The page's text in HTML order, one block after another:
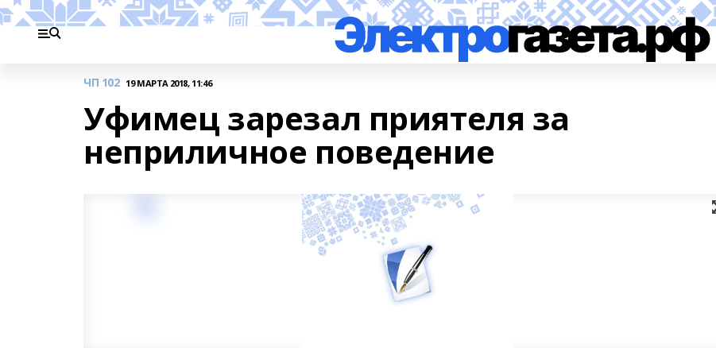
ЧП 102 19 МАРТА 2018, 11:46
Уфимец зарезал приятеля за
неприличное поведение